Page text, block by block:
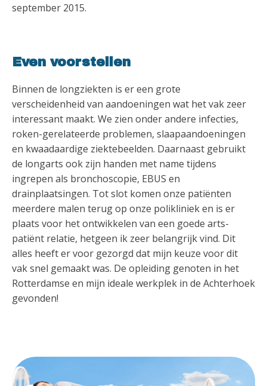
september 2015.
Even voorstellen
Binnen de longziekten is er een grote
verscheidenheid van aandoeningen wat het vak zeer
interessant maakt. We zien onder andere infecties,
roken-gerelateerde problemen, slaapaandoeningen
en kwaadaardige ziektebeelden. Daarnaast gebruikt
de longarts ook zijn handen met name tijdens
ingrepen als bronchoscopie, EBUS en
drainplaatsingen. Tot slot komen onze patiënten
meerdere malen terug op onze polikliniek en is er
plaats voor het ontwikkelen van een goede arts-
patiënt relatie, hetgeen ik zeer belangrijk vind. Dit
alles heeft er voor gezorgd dat mijn keuze voor dit
vak snel gemaakt was. De opleiding genoten in het
Rotterdamse en mijn ideale werkplek in de Achterhoek
gevonden!